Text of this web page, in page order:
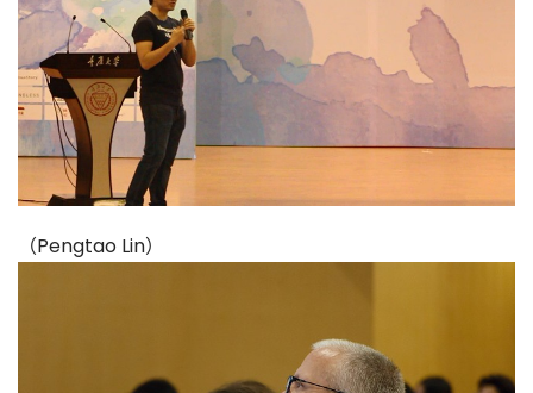
（Pengtao Lin）